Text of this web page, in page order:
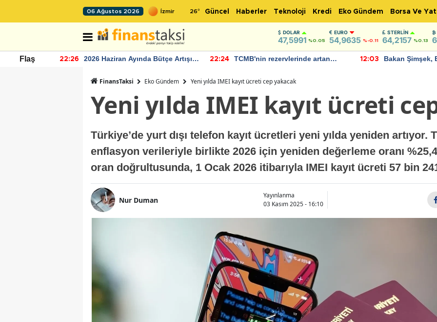
06 Ağustos 2026 26° Güncel Haberler Teknoloji Kredi Eko Gündem Borsa Ve
DOLAR
47,5991 %0.05
EURO
54,9635 %-0.11
STERLIN
64,2157 %0.13
Flaş 22:26
2026 Haziran Ayında Bütçe Artışı
22:24
TCMB'nin rezervlerinde artan
12:03
Bakan Şimşek,
FinansTaksi Eko Gündem Yeni yılda IMEI kayıt ücreti cep yakacak
Yeni yılda IMEI kayıt ücreti
Türkiye’de yurt dışı telefon kayıt ücretleri yeni yılda yeniden artıyor.
enflasyon verileriyle birlikte 2026 için yeniden değerleme oranı
oran doğrultusunda, 1 Ocak 2026 itibarıyla IMEI kayıt ücreti 57 bin
Nur Duman
Yayınlanma
03 Kasım 2025 - 16:10